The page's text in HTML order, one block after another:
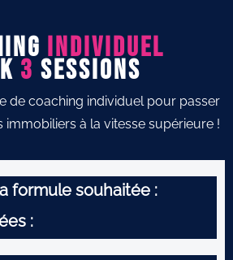
Individuel
3 SESSIONs
de coaching individuel pour passer
immobiliers à la vitesse supérieure !
formule souhaitée :
: